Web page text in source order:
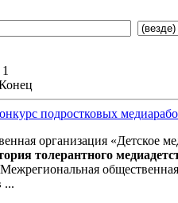
подростковых
организация «Детское
толерантного
общественная
...